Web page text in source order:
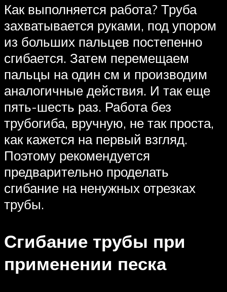
Как выполняется работа? Труба
захватывается руками, под упором
из больших пальцев постепенно
сгибается. Затем перемещаем
пальцы на один см и производим
аналогичные действия. И так еще
пять-шесть раз. Работа без
трубогиба, вручную, не так проста,
как кажется на первый взгляд.
Поэтому рекомендуется
предварительно проделать
сгибание на ненужных отрезках
трубы.
Сгибание трубы при
применении песка